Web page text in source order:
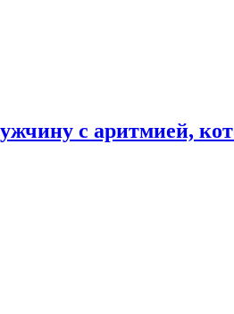
с аритмией,